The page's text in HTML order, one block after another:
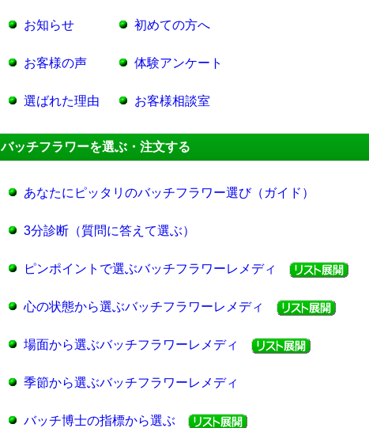
お知らせ
お客様の声
選ばれた理由
初めての方へ
体験アンケート
お客様相談室
バッチフラワーを選ぶ・注文する
あなたにピッタリのバッチフラワー選び（ガイド）
3分診断（質問に答えて選ぶ）
ピンポイントで選ぶバッチフラワーレメディ
心の状態から選ぶバッチフラワーレメディ
場面から選ぶバッチフラワーレメディ
季節から選ぶバッチフラワーレメディ
バッチ博士の指標から選ぶ